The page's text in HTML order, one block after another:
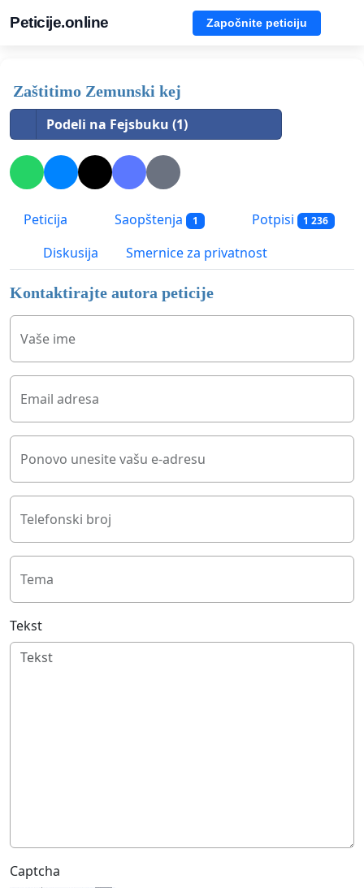
Peticije.online Započnite peticiju
Zaštitimo Zemunski kej
Podeli na Fejsbuku (1)
Peticija Saopštenja 1 Potpisi 1 236
Diskusija Smernice za privatnost
Kontaktirajte autora peticije
Vaše ime
Email adresa
Ponovo unesite vašu e-adresu
Telefonski broj
Tema
Tekst
Captcha